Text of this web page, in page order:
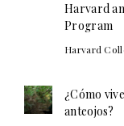
Harvard
Program
Harvard
¿Cómo
anteojos?